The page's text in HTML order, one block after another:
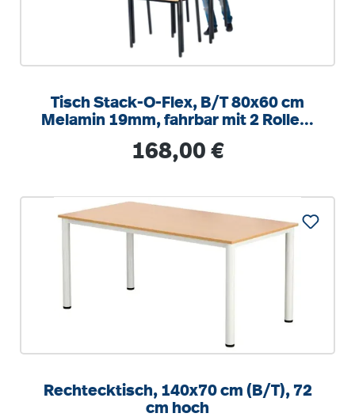
Tisch Stack-O-Flex, B/T 80x60 cm
Melamin 19mm, fahrbar mit 2 Rollen,
Regulärer Preis:
168,00 €
Rechtecktisch, 140x70 cm (B/T), 72
cm hoch